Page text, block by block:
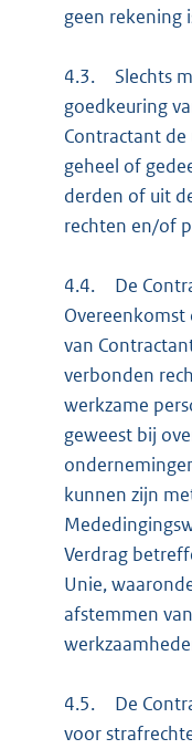
geen rekening
4.3.
Slechts
goedkeuring
Contractant
geheel of
derden of uit
rechten en/of
4.4.
De
van
verbonden
werkzame
geweest bij
kunnen zijn
Verdrag
Unie,
afstemmen
4.5.
De
voor